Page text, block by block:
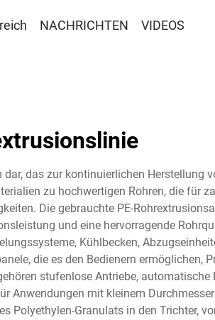
NACHRICHTEN
VIDEOS
das zur kontinuierlichen Herstellung
zu hochwertigen Rohren, die für
Die gebrauchte PE-
und eine hervorragende
Kühlbecken,
die es den Bedienern ermöglichen,
stufenlose Antriebe,
Anwendungen mit kleinem
Polyethylen-Granulats in den Trichter,